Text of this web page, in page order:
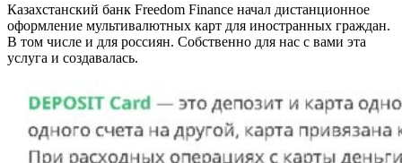
Казахстанский банк Freedom Finance начал дистанционное
оформление мультивалютных карт для иностранных граждан.
В том числе и для россиян. Собственно для нас с вами эта
услуга и создавалась.